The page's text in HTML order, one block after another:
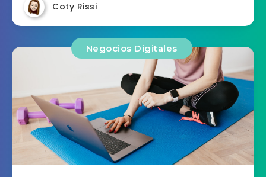
Coty Rissi
Negocios Digitales